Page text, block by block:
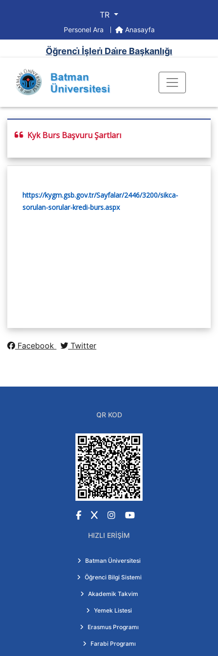
TR
Personel Ara Anasayfa
Öğrenci̇ İşleri̇ Dai̇re Başkanlığı
Kyk Burs Başvuru Şartları
https://kygm.gsb.gov.tr/Sayfalar/2446/3200/sikca-
sorulan-sorular-kredi-burs.aspx
Facebook Twitter
QR KOD
Facebook
X Instagram
YouTube
HIZLI ERIŞIM
Batman Üniversitesi
Öğrenci Bilgi Sistemi
Akademik Takvim
Yemek Listesi
Erasmus Programı
Farabi Programı